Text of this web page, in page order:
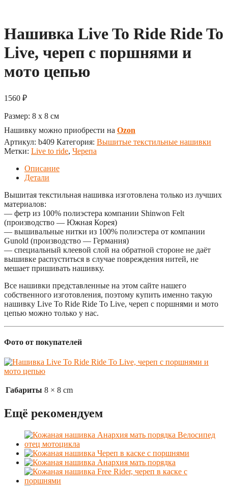
Нашивка Live To Ride Ride To
Live, череп с поршнями и
мото цепью
1560 ₽
Размер: 8 x 8 см
Нашивку можно приобрести на Ozon
Артикул: b409 Категория: Вышитые текстильные нашивки
Метки: Live to ride, Черепа
Описание
Детали
Вышитая текстильная нашивка изготовлена только из лучших
материалов:
— фетр из 100% полиэстера компании Shinwon Felt
(производство — Южная Корея)
— вышивальные нитки из 100% полиэстера от компании
Gunold (производство — Германия)
— специальный клеевой слой на обратной стороне не даёт
вышивке распуститься в случае повреждения нитей, не
мешает пришивать нашивку.
Все нашивки представленные на этом сайте нашего
собственного изготовления, поэтому купить именно такую
нашивку Live To Ride Ride To Live, череп с поршнями и мото
цепью можно только у нас.
Фото от покупателей
Габариты 8 × 8 cm
Ещё рекомендуем